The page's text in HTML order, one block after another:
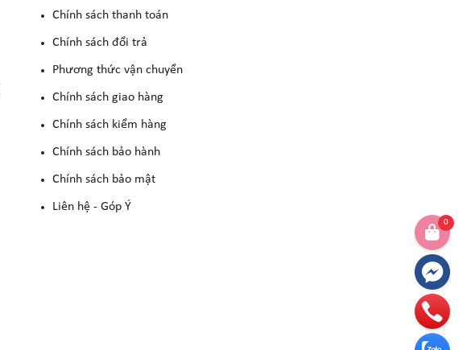
Chính sách thanh toán
Chính sách đổi trả
Phương thức vận chuyển
Chính sách giao hàng
Chính sách kiểm hàng
Chính sách bảo hành
Chính sách bảo mật
Liên hệ - Góp Ý
0